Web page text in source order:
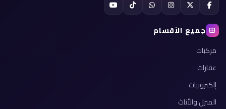
جميع الأقسام
مركبات
عقارات
إلكترونيات
المنزل والأثاث